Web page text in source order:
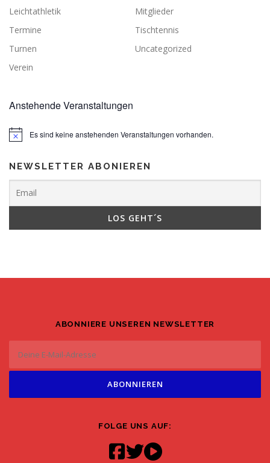
Leichtathletik
Mitglieder
Termine
Tischtennis
Turnen
Uncategorized
Verein
Anstehende Veranstaltungen
Es sind keine anstehenden Veranstaltungen vorhanden.
NEWSLETTER ABONIEREN
ABONNIERE UNSEREN NEWSLETTER
FOLGE UNS AUF: